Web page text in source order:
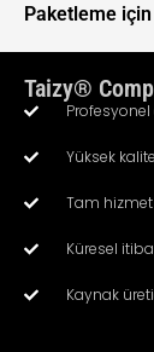
Paketleme için
Taizy®
Yüksek
Tam hizmet
Küresel
Kaynak